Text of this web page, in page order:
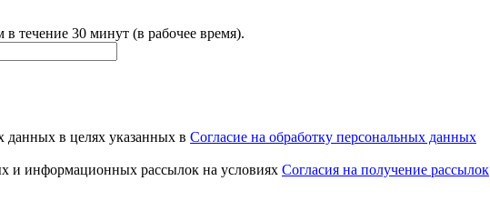
течение 30 минут (в рабочее время).
данных в целях указанных в Согласие на обработку персональных данных
и информационных рассылок на условиях Согласия на получение рассылок